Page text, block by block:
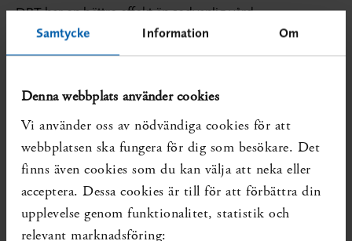
Samtycke Information Om
Denna webbplats använder cookies
Vi använder oss av nödvändiga cookies för att
webbplatsen ska fungera för dig som besökare. Det
finns även cookies som du kan välja att neka eller
acceptera. Dessa cookies är till för att förbättra din
upplevelse genom funktionalitet, statistik och
relevant marknadsföring:
DBT har en bättre effekt än sedvanlig vård.
Tillförlitligheten för de sammanvägda resultaten för antal
deltagare med självmordsförsök, suicidalt beteende och
tillförlitlighet för att DBT har en bättre effekt än sedvanlig
vård.
Upp till 23 månader efter behandlingsslut bedömdes
tillförlitligheten för det sammanvägda resultatet för
klinikerskattad psykosocial funktion ha en måttlig
tillförlitlighet för att DBT har en bättre effekt än sedvanlig